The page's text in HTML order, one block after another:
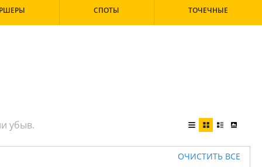
СПОТЫ ТОЧЕЧНЫЕ
ОЧИСТИТЬ ВСЕ